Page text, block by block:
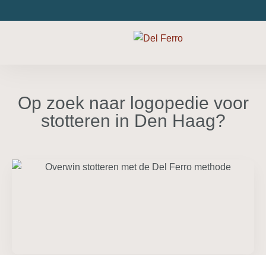
Op zoek naar logopedie voor
stotteren in Den Haag?